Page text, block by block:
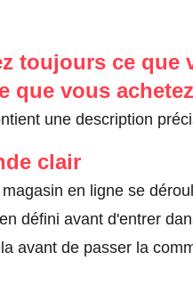
toujours ce que
que vous achetez
une description
clair
en ligne se
défini avant d'entrer
avant de passer la